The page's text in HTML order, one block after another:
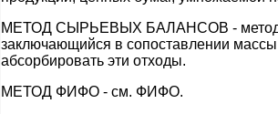
МЕТОД СЫРЬЕВЫХ БАЛАНСОВ - метод
заключающийся в сопоставлении
абсорбировать эти отходы.
МЕТОД ФИФО - см. ФИФО.